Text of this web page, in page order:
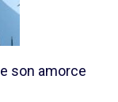
son amorce